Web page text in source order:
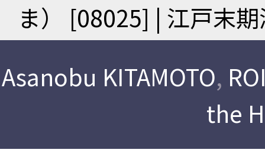
ま） [08025] | 江戸末
Asanobu KITAMOTO,
the